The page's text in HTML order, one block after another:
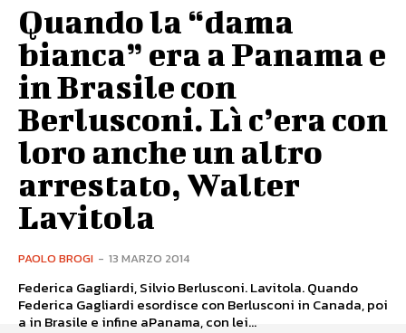
Quando la “dama
bianca” era a Panama e
in Brasile con
Berlusconi. Lì c’era con
loro anche un altro
arrestato, Walter
Lavitola
PAOLO BROGI - 13 MARZO 2014
Federica Gagliardi, Silvio Berlusconi. Lavitola. Quando
Federica Gagliardi esordisce con Berlusconi in Canada, poi
a in Brasile e infine aPanama, con lei...